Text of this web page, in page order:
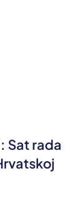
Sat rada